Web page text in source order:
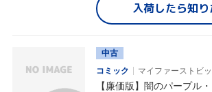
入荷したら知り
中古
コミック
マイファーストビ
【廉価版】闇のパープル